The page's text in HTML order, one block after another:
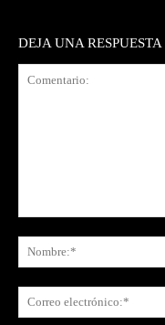
DEJA UNA RESPUESTA